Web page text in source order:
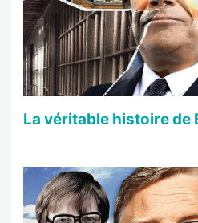
La véritable histoire de